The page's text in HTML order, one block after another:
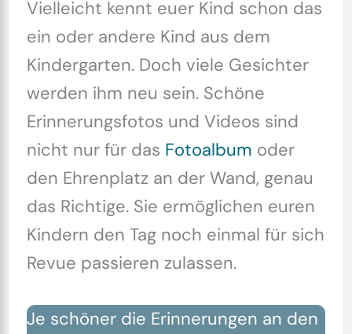
Vielleicht kennt euer Kind schon das
ein oder andere Kind aus dem
Kindergarten. Doch viele Gesichter
werden ihm neu sein. Schöne
Erinnerungsfotos und Videos sind
nicht nur für das Fotoalbum oder
den Ehrenplatz an der Wand, genau
das Richtige. Sie ermöglichen euren
Kindern den Tag noch einmal für sich
Revue passieren zulassen.
Je schöner die Erinnerungen an den